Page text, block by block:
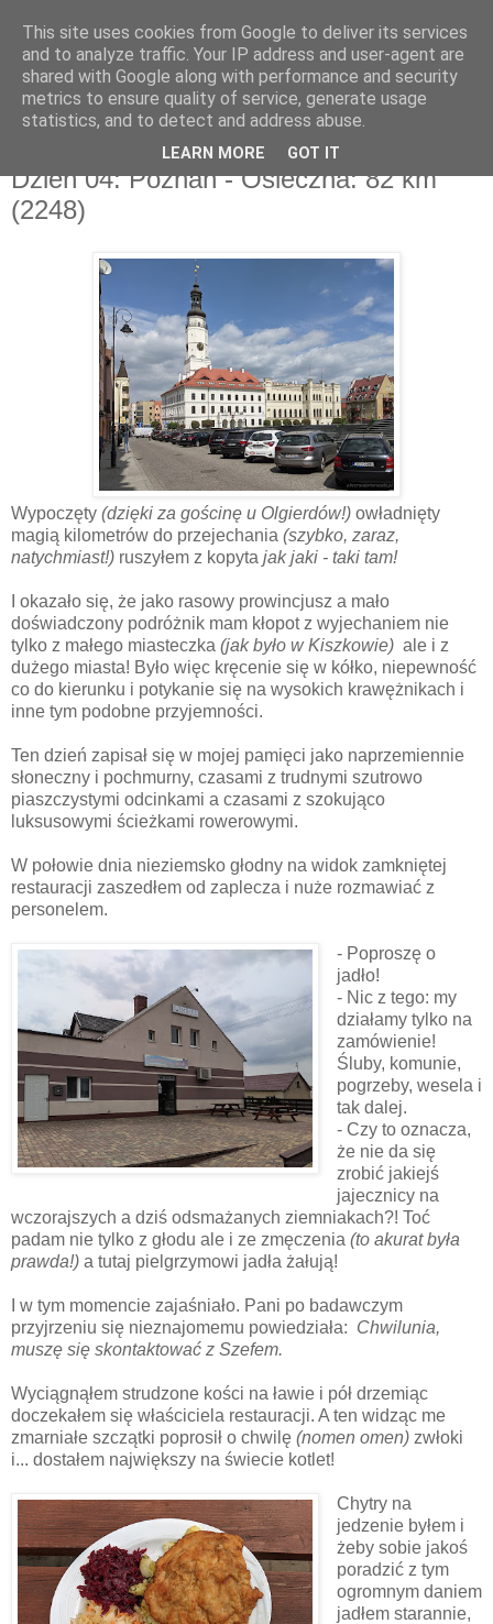
piątek, 13 maja 2022
Dzień 04: Poznań - Osieczna: 82 km
(2248)
Wypoczęty (dzięki za gościnę u Olgierdów!) owładnięty
magią kilometrów do przejechania (szybko, zaraz,
natychmiast!) ruszyłem z kopyta jak jaki - taki tam!
I okazało się, że jako rasowy prowincjusz a mało
doświadczony podróżnik mam kłopot z wyjechaniem nie
tylko z małego miasteczka (jak było w Kiszkowie) ale i z
dużego miasta! Było więc kręcenie się w kółko, niepewność
co do kierunku i potykanie się na wysokich krawężnikach i
inne tym podobne przyjemności.
Ten dzień zapisał się w mojej pamięci jako naprzemiennie
słoneczny i pochmurny, czasami z trudnymi szutrowo
piaszczystymi odcinkami a czasami z szokująco
luksusowymi ścieżkami rowerowymi.
W połowie dnia nieziemsko głodny na widok zamkniętej
restauracji zaszedłem od zaplecza i nuże rozmawiać z
personelem.
- Poproszę o
jadło!
- Nic z tego: my
działamy tylko na
zamówienie!
Śluby, komunie,
pogrzeby, wesela i
tak dalej.
- Czy to oznacza,
że nie da się
zrobić jakiejś
jajecznicy na
wczorajszych a dziś odsmażanych ziemniakach?! Toć
padam nie tylko z głodu ale i ze zmęczenia (to akurat była
prawda!) a tutaj pielgrzymowi jadła żałują!
I w tym momencie zajaśniało. Pani po badawczym
przyjrzeniu się nieznajomemu powiedziała: Chwilunia,
muszę się skontaktować z Szefem.
Wyciągnąłem strudzone kości na ławie i pół drzemiąc
doczekałem się właściciela restauracji. A ten widząc me
zmarniałe szczątki poprosił o chwilę (nomen omen) zwłoki
i... dostałem największy na świecie kotlet!
Chytry na
jedzenie byłem i
żeby sobie jakoś
poradzić z tym
ogromnym daniem
jadłem starannie,
This site uses cookies from Google to deliver its services
and to analyze traffic. Your IP address and user-agent are
shared with Google along with performance and security
metrics to ensure quality of service, generate usage
statistics, and to detect and address abuse.
LEARN MORE GOT IT